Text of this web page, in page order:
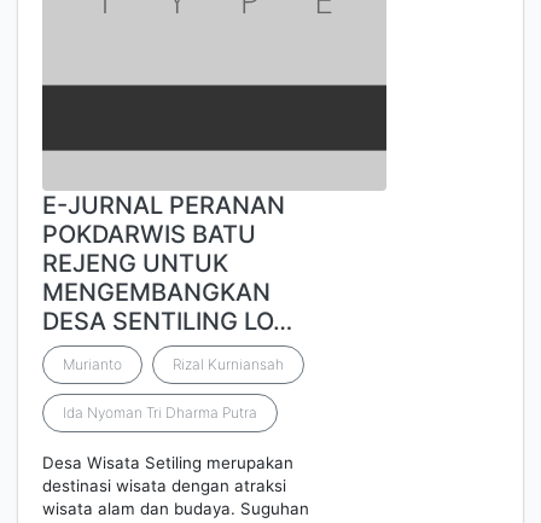
E-JURNAL PERANAN
POKDARWIS BATU
REJENG UNTUK
MENGEMBANGKAN
DESA SENTILING LO…
Murianto Rizal Kurniansah
Ida Nyoman Tri Dharma Putra
Desa Wisata Setiling merupakan
destinasi wisata dengan atraksi
wisata alam dan budaya. Suguhan